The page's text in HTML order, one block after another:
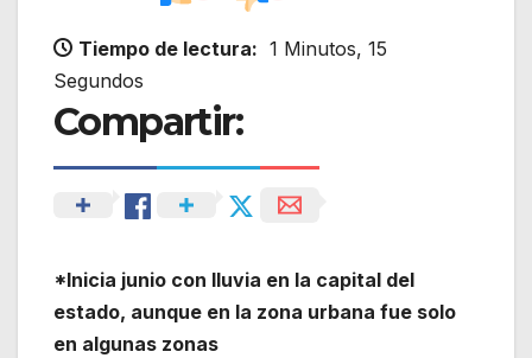
Tiempo de lectura: 1 Minutos, 15
Segundos
Compartir:
*Inicia junio con lluvia en la capital del
estado, aunque en la zona urbana fue solo
en algunas zonas